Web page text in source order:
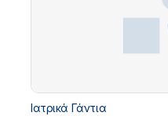
Ιατρικά Γάντια